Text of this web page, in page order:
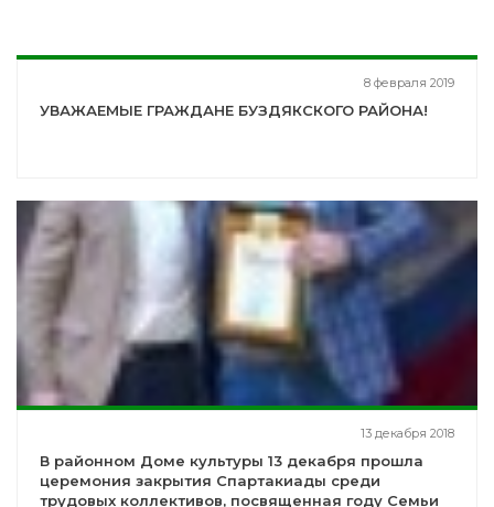
8 февраля 2019
УВАЖАЕМЫЕ ГРАЖДАНЕ БУЗДЯКСКОГО РАЙОНА!
13 декабря 2018
В районном Доме культуры 13 декабря прошла
церемония закрытия Спартакиады среди
трудовых коллективов, посвященная году Семьи